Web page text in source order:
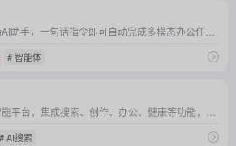
# 智能体
# AI搜索